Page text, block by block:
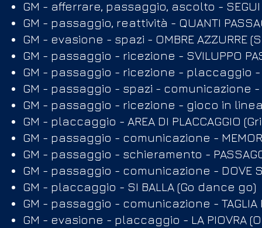
GM - afferrare, passaggio, ascolto -
GM - passaggio, reattività - QUANTI
GM - evasione - spazi - OMBRE AZZURRE
GM - passaggio - ricezione - SVILUPPO
GM - passaggio - ricezione - placcaggio -
GM - passaggio - spazi - comunicazione -
GM - passaggio - ricezione - gioco in linea -
GM - placcaggio - AREA DI PLACCAGGIO
GM - passaggio - comunicazione -
GM - passaggio - schieramento -
GM - passaggio - comunicazione - DOVE
GM - placcaggio - SI BALLA (Go dance go)
GM - passaggio - comunicazione - TAGLIA
GM - evasione - placcaggio - LA PIOVRA